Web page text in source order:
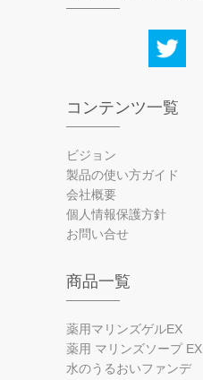
コンテンツ一覧
ビジョン
製品の使い方ガイド
会社概要
個人情報保護方針
お問い合せ
商品一覧
薬用マリンズゲルEX
薬用 マリンズソープ EX
水のうるおいファンデ